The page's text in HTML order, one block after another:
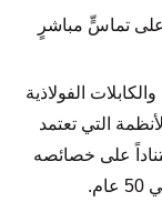
تماسٍّ مباشرٍ
الفولاذية
التي تعتمد
على خصائصه